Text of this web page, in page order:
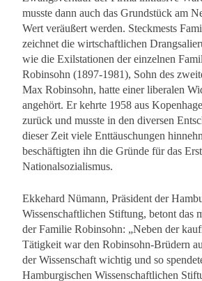
musste dann auch das Grundstück am
Wert veräußert werden. Steckmests
zeichnet die wirtschaftlichen
wie die Exilstationen der einzelnen
Robinsohn (1897-1981), Sohn des
Max Robinsohn, hatte einer liberalen
angehört. Er kehrte 1958 aus
zurück und musste in den diversen
dieser Zeit viele Enttäuschungen
beschäftigten ihn die Gründe für das
Nationalsozialismus.
Ekkehard Nümann, Präsident der
Wissenschaftlichen Stiftung, betont das
der Familie Robinsohn: „Neben der
Tätigkeit war den Robinsohn-Brüdern
der Wissenschaft wichtig und so
Hamburgischen Wissenschaftlichen